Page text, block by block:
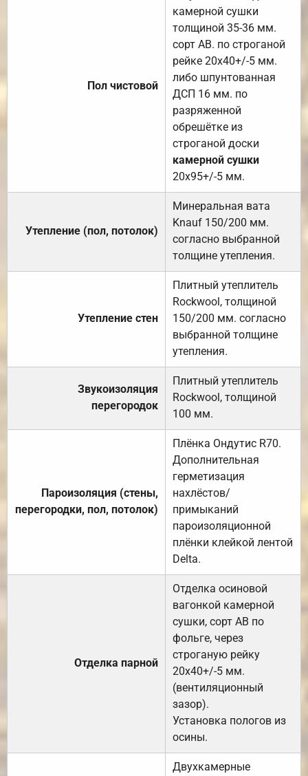
Пол чистовой
камерной сушки
толщиной 35-36 мм.
сорт АВ. по строганой
рейке 20х40+/-5 мм.
либо шпунтованная
ДСП 16 мм. по
разряженной
обрешётке из
строганой доски
камерной сушки
20х95+/-5 мм.
Утепление (пол, потолок)
Минеральная вата
Knauf 150/200 мм.
согласно выбранной
толщине утепления.
Утепление стен
Плитный утеплитель
Rockwool, толщиной
150/200 мм. согласно
выбранной толщине
утепления.
Звукоизоляция
перегородок
Плитный утеплитель
Rockwool, толщиной
100 мм.
Пароизоляция (стены,
перегородки, пол, потолок)
Плёнка Ондутис R70.
Дополнительная
герметизация
нахлёстов/
примыканий
пароизоляционной
плёнки клейкой лентой
Delta.
Отделка парной
Отделка осиновой
вагонкой камерной
сушки, сорт АВ по
фольге, через
строганую рейку
20х40+/-5 мм.
(вентиляционный
зазор).
Установка пологов из
осины.
Двухкамерные